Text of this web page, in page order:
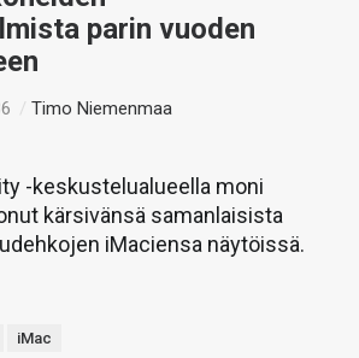
parin vuoden
/Timo Niemenmaa
-keskustelualueella moni
kärsivänsä samanlaisista
iMaciensa näytöissä.
iMac